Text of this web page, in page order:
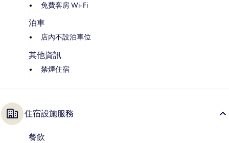
免費客房 Wi-Fi
泊車
店內不設泊車位
其他資訊
禁煙住宿
住宿設施服務
餐飲